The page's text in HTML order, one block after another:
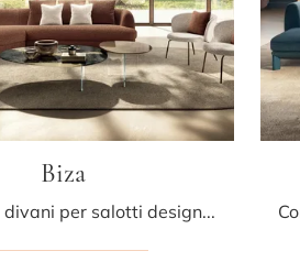
Biza
Se desideri divani per salotti design, clicca e leggi di più sul modello Biza in tessuto della firma Lago.